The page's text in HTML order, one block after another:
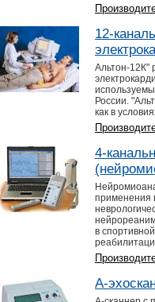
12-
Альтон-12К"
России.
как в
4-
применения
в
A-